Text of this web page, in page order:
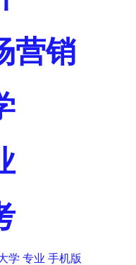
营销
学 专业 手机版